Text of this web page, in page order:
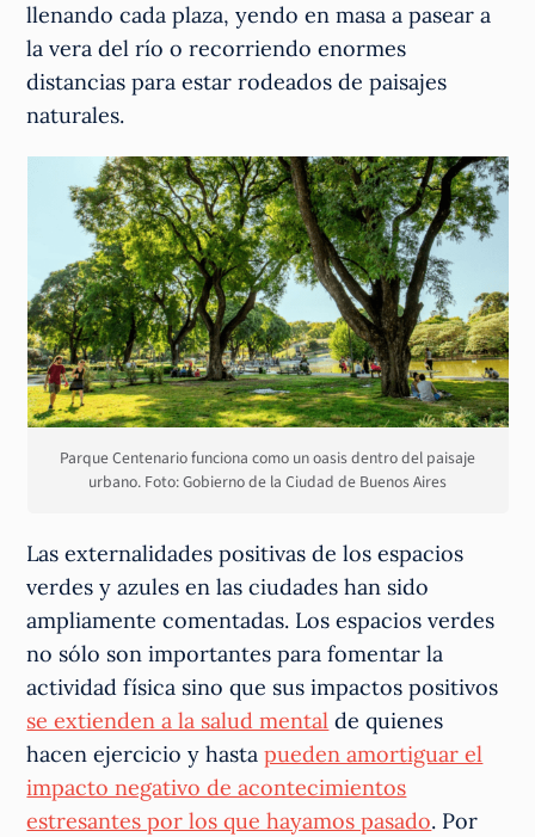
llenando cada plaza, yendo en masa a pasear a
la vera del río o recorriendo enormes
distancias para estar rodeados de paisajes
naturales.
Parque Centenario funciona como un oasis dentro del paisaje
urbano. Foto: Gobierno de la Ciudad de Buenos Aires
Las externalidades positivas de los espacios
verdes y azules en las ciudades han sido
ampliamente comentadas. Los espacios verdes
no sólo son importantes para fomentar la
actividad física sino que sus impactos positivos
se extienden a la salud mental de quienes
hacen ejercicio y hastapueden amortiguar el
impacto negativo de acontecimientos
estresantes por los que hayamos pasado. Por